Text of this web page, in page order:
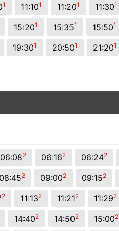
1 11:101 11:201 11:301
15:201 15:351 15:501
19:301 20:501 21:201
06:082 06:162 06:242
08:452 09:002 09:152
2 11:132 11:212 11:292
14:402 14:502 15:002